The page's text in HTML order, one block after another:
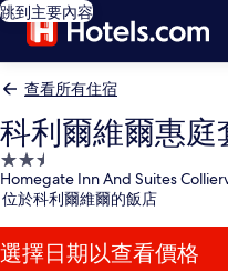
跳到主要內容
查看所有住宿
科利爾維爾惠庭
2.5
星
級
住
宿
Homegate Inn And Suites
位於科利爾維爾的飯店
選擇日期以查看價格